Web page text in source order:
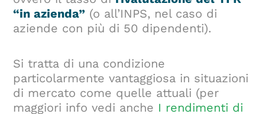
“in azienda” (o all’INPS, nel caso di
aziende con più di 50 dipendenti).
Si tratta di una condizione
particolarmente vantaggiosa in situazioni
di mercato come quelle attuali (per
maggiori info vedi anche I rendimenti di